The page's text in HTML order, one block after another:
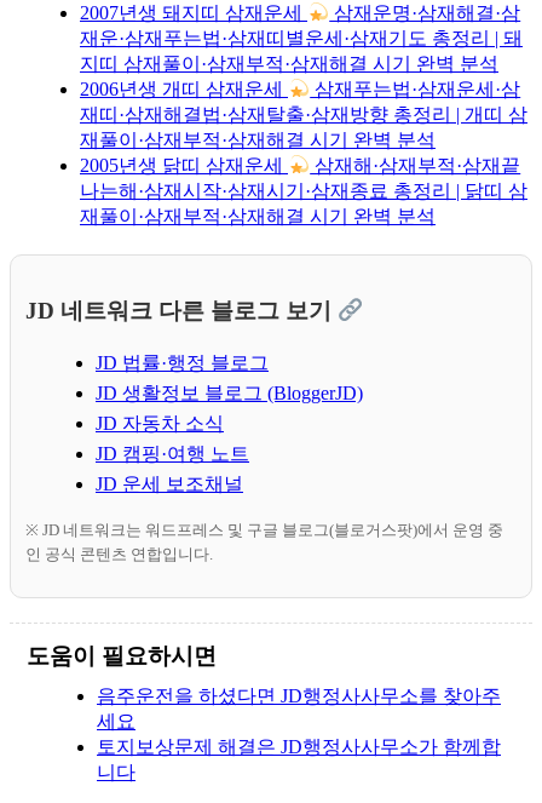
2007년생 돼지띠 삼재운세
삼재운명·삼재해결·삼
재운·삼재푸는법·삼재띠별운세·삼재기도 총정리 | 돼
지띠 삼재풀이·삼재부적·삼재해결 시기 완벽 분석
2006년생 개띠 삼재운세
삼재푸는법·삼재운세·삼
재띠·삼재해결법·삼재탈출·삼재방향 총정리 | 개띠 삼
재풀이·삼재부적·삼재해결 시기 완벽 분석
2005년생 닭띠 삼재운세
삼재해·삼재부적·삼재끝
나는해·삼재시작·삼재시기·삼재종료 총정리 | 닭띠 삼
재풀이·삼재부적·삼재해결 시기 완벽 분석
JD 네트워크 다른 블로그 보기
JD 법률·행정 블로그
JD 생활정보 블로그 (BloggerJD)
JD 자동차 소식
JD 캠핑·여행 노트
JD 운세 보조채널
※ JD 네트워크는 워드프레스 및 구글 블로그(블로거스팟)에서 운영 중
인 공식 콘텐츠 연합입니다.
도움이 필요하시면
음주운전을 하셨다면 JD행정사사무소를 찾아주
세요
토지보상문제 해결은 JD행정사사무소가 함께합
니다